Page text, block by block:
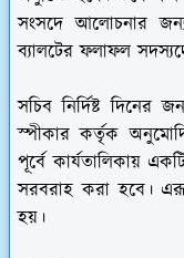
সংসদে আলোচনার জন্য
ব্যালটের ফলাফল
সচিব নির্দিষ্ট দিনের
স্পীকার কর্তৃক
পূর্বে কার্যতালিকায়
সরবরাহ করা হবে।
হয়।